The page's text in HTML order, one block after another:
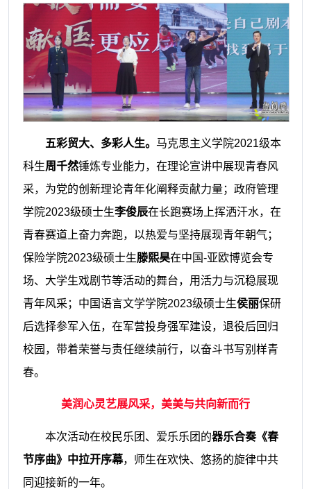
五彩贸大、多彩人生。 马克思主义学院2021级本
科生周千然锤炼专业能力，在理论宣讲中展现青春风
采，为党的创新理论青年化阐释贡献力量；政府管理
学院2023级硕士生李俊辰在长跑赛场上挥洒汗水，在
青春赛道上奋力奔跑，以热爱与坚持展现青年朝气；
保险学院2023级硕士生滕熙昊在中国-亚欧博览会专
场、大学生戏剧节等活动的舞台，用活力与沉稳展现
青年风采；中国语言文学学院2023级硕士生侯丽保研
后选择参军入伍，在军营投身强军建设，退役后回归
校园，带着荣誉与责任继续前行，以奋斗书写别样青
春。
美润心灵艺展风采，美美与共向新而行
本次活动在校民乐团、爱乐乐团的器乐合奏《春
节序曲》 中拉开序幕，师生在欢快、悠扬的旋律中共
同迎接新的一年。